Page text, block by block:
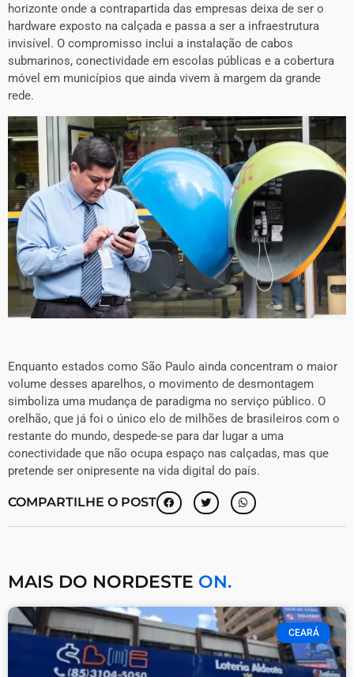
horizonte onde a contrapartida das empresas deixa de ser o
hardware exposto na calçada e passa a ser a infraestrutura
invisível. O compromisso inclui a instalação de cabos
submarinos, conectividade em escolas públicas e a cobertura
móvel em municípios que ainda vivem à margem da grande
rede.
Enquanto estados como São Paulo ainda concentram o maior
volume desses aparelhos, o movimento de desmontagem
simboliza uma mudança de paradigma no serviço público. O
orelhão, que já foi o único elo de milhões de brasileiros com o
restante do mundo, despede-se para dar lugar a uma
conectividade que não ocupa espaço nas calçadas, mas que
pretende ser onipresente na vida digital do país.
COMPARTILHE O POST
MAIS DO NORDESTE ON.
CEARÁ